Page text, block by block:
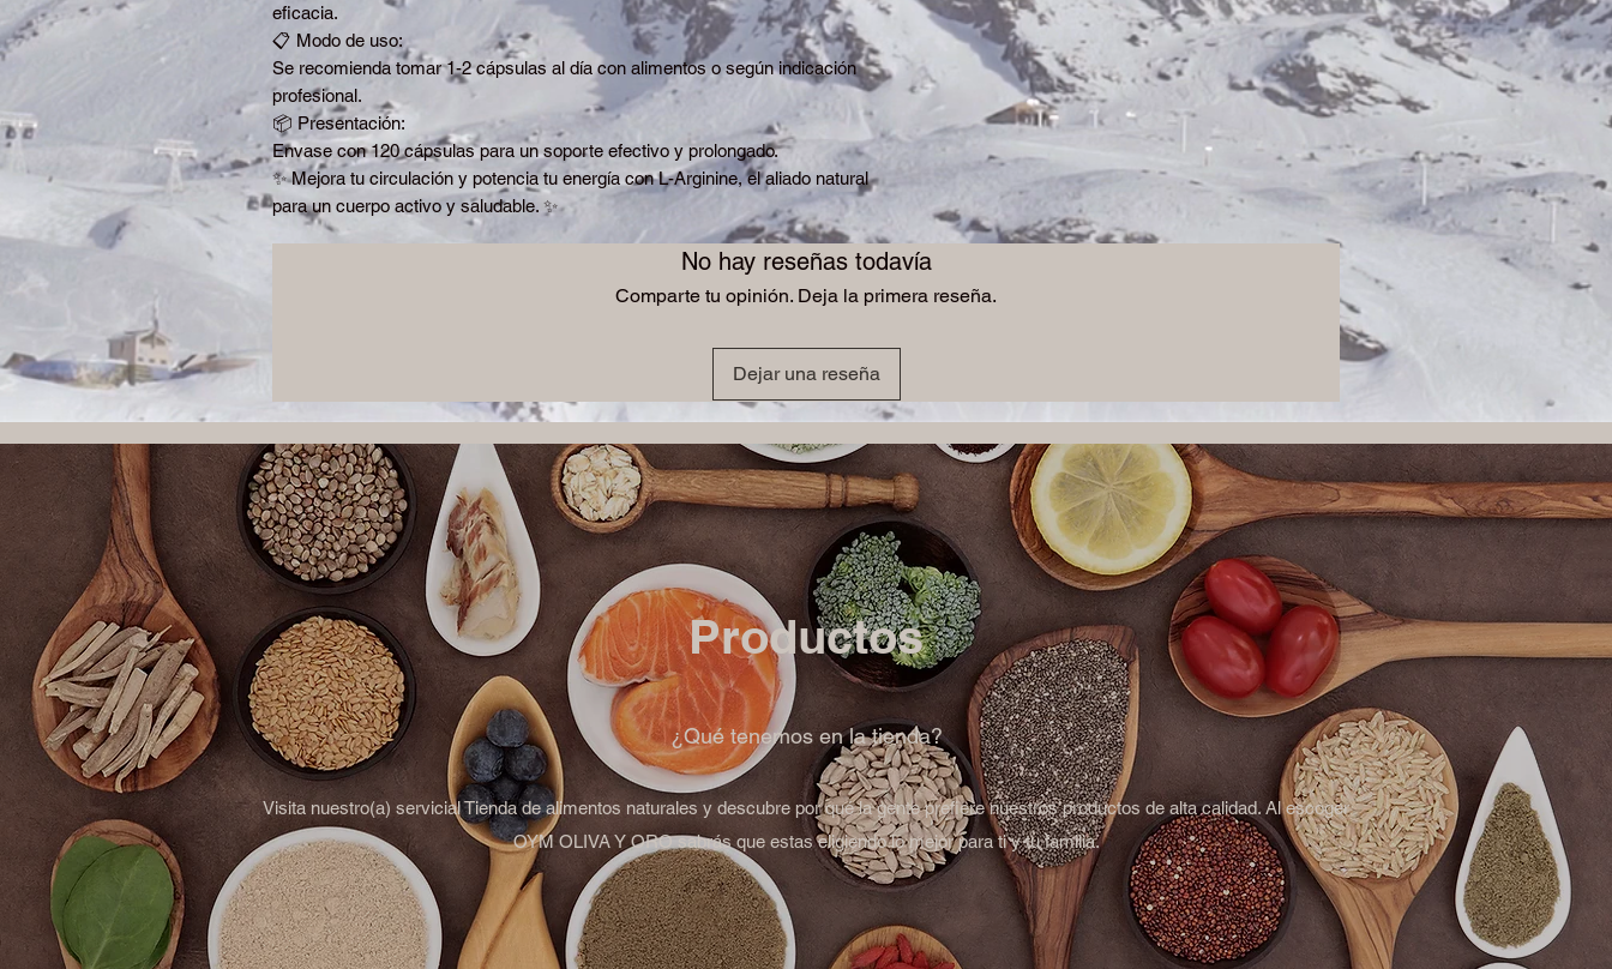
eficacia.
📋 Modo de uso:
Se recomienda tomar 1-2 cápsulas al día con alimentos o según indicación
profesional.
📦 Presentación:
Envase con 120 cápsulas para un soporte efectivo y prolongado.
✨ Mejora tu circulación y potencia tu energía con L-Arginine, el aliado natural
para un cuerpo activo y saludable. ✨
No hay reseñas todavía
Comparte tu opinión. Deja la primera reseña.
Dejar una reseña
Productos
¿Qué tenemos en la tienda?
Visita nuestro(a) servicial Tienda de alimentos naturales y descubre por qué la gente prefiere nuestros productos de alta calidad. Al escoger
OYM OLIVA Y ORO sabrás que estas eligiendo lo mejor para ti y tu familia.